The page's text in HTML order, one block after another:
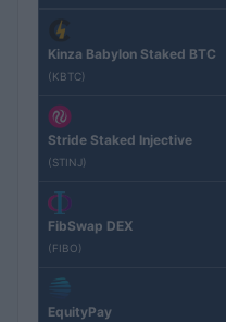
Kinza Babylon Staked BTC
(KBTC)
Stride Staked Injective
(STINJ)
FibSwap DEX
(FIBO)
EquityPay